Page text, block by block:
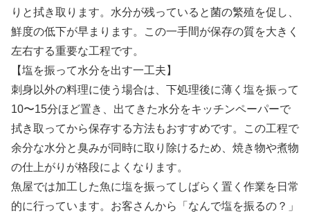
りと拭き取ります。水分が残っていると菌の繁殖を促し、
鮮度の低下が早まります。この一手間が保存の質を大きく
左右する重要な工程です。
【塩を振って水分を出す一工夫】
刺身以外の料理に使う場合は、下処理後に薄く塩を振って
10〜15分ほど置き、出てきた水分をキッチンペーパーで
拭き取ってから保存する方法もおすすめです。この工程で
余分な水分と臭みが同時に取り除けるため、焼き物や煮物
の仕上がりが格段によくなります。
魚屋では加工した魚に塩を振ってしばらく置く作業を日常
的に行っています。お客さんから「なんで塩を振るの？」